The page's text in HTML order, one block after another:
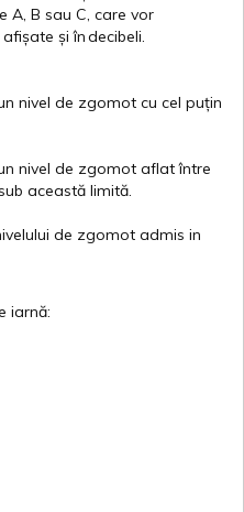
A, B sau C, care vor
afișate și îndecibeli.
nivel de zgomot cu cel puțin
nivel de zgomot aflat între
această limită.
de zgomot admis in
iarnă: